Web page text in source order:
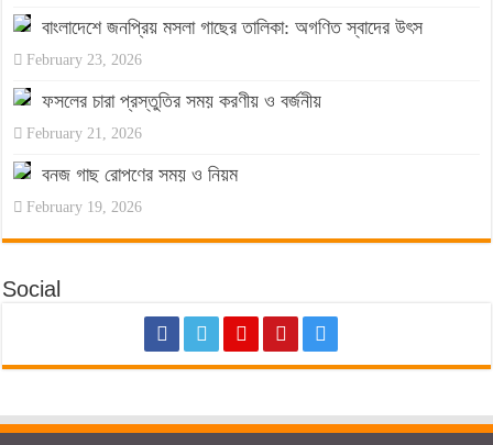
বাংলাদেশে জনপ্রিয় মসলা গাছের তালিকা: অগণিত স্বাদের উৎস
February 23, 2026
ফসলের চারা প্রস্তুতির সময় করণীয় ও বর্জনীয়
February 21, 2026
বনজ গাছ রোপণের সময় ও নিয়ম
February 19, 2026
Social